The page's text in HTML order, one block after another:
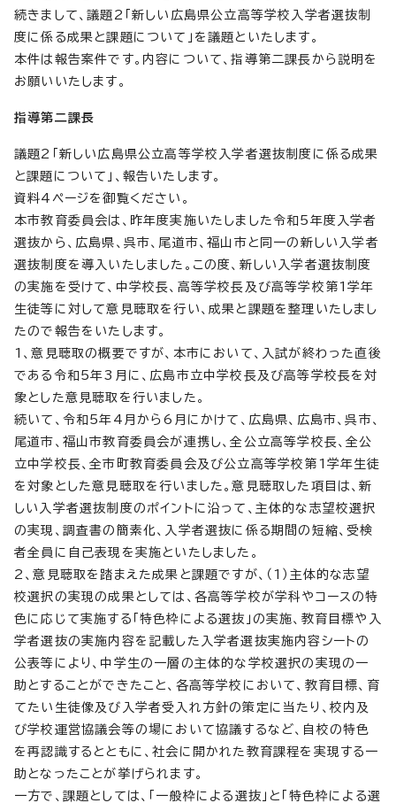
続きまして、議題2「新しい広島県公立高等学校入学者選抜制
度に係る成果と課題について」を議題といたします。
本件は報告案件です。内容について、指導第二課長から説明を
お願いいたします。
指導第二課長
議題2「新しい広島県公立高等学校入学者選抜制度に係る成果
と課題について」、報告いたします。
資料4ページを御覧ください。
本市教育委員会は、昨年度実施いたしました令和5年度入学者
選抜から、広島県、呉市、尾道市、福山市と同一の新しい入学者
選抜制度を導入いたしました。この度、新しい入学者選抜制度
の実施を受けて、中学校長、高等学校長及び高等学校第1学年
生徒等に対して意見聴取を行い、成果と課題を整理いたしまし
たので報告をいたします。
1、意見聴取の概要ですが、本市において、入試が終わった直後
である令和5年3月に、広島市立中学校長及び高等学校長を対
象とした意見聴取を行いました。
続いて、令和5年4月から6月にかけて、広島県、広島市、呉市、
尾道市、福山市教育委員会が連携し、全公立高等学校長、全公
立中学校長、全市町教育委員会及び公立高等学校第1学年生徒
を対象とした意見聴取を行いました。意見聴取した項目は、新
しい入学者選抜制度のポイントに沿って、主体的な志望校選択
の実現、調査書の簡素化、入学者選抜に係る期間の短縮、受検
者全員に自己表現を実施といたしました。
2、意見聴取を踏まえた成果と課題ですが、（1）主体的な志望
校選択の実現の成果としては、各高等学校が学科やコースの特
色に応じて実施する「特色枠による選抜」の実施、教育目標や入
学者選抜の実施内容を記載した入学者選抜実施内容シートの
公表等により、中学生の一層の主体的な学校選択の実現の一
助とすることができたこと、各高等学校において、教育目標、育
てたい生徒像及び入学者受入れ方針の策定に当たり、校内及
び学校運営協議会等の場において協議するなど、自校の特色
を再認識するとともに、社会に開かれた教育課程を実現する一
助となったことが挙げられます。
一方で、課題としては、「一般枠による選抜」と「特色枠による選